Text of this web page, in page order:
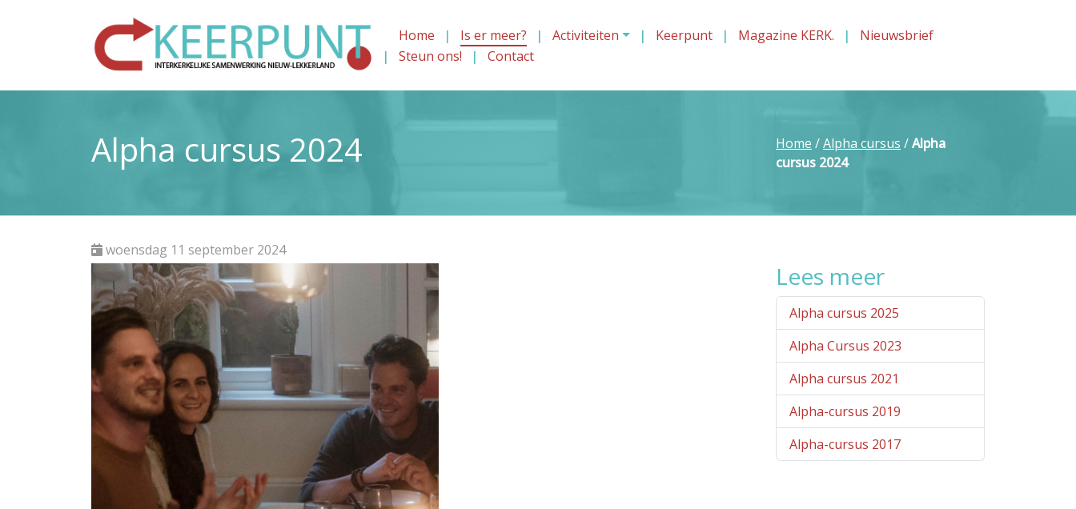
Home Is er meer? Activiteiten Keerpunt Magazine KERK.
Nieuwsbrief
Steun ons!
Contact
Alpha cursus 2024 Home /Alpha cursus /Alpha
cursus 2024
woensdag 11 september 2024
Lees meer
Alpha cursus 2025
Alpha Cursus 2023
Alpha cursus 2021
Alpha-cursus 2019
Alpha-cursus 2017